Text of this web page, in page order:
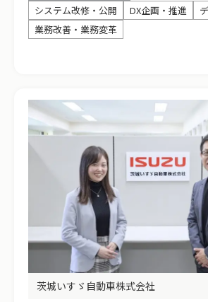
システム改修・公開
DX企画・推進
業務改善・業務変革
茨城いすゞ自動車株式会社